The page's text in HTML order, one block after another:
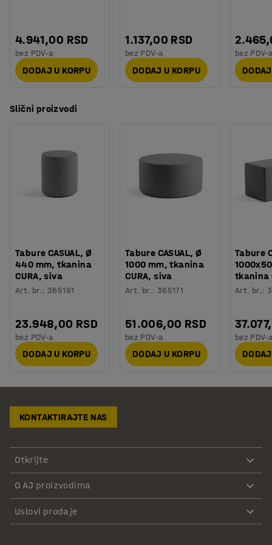
4.941,00 RSD
bez PDV-a
DODAJ U KORPU
1.137,00 RSD
bez PDV-a
DODAJ U KORPU
bez PDV-
Slični proizvodi
Tabure CASUAL, Ø
440 mm, tkanina
CURA, siva
Art. br.:365161
23.948,00 RSD
bez PDV-a
DODAJ U KORPU
Tabure CASUAL, Ø
1000 mm, tkanina
CURA, siva
Art. br.: 365171
51.006,00 RSD
bez PDV-a
DODAJ U KORPU
Tabure
tkanina
Art. br.:
bez PDV-
KONTAKTIRAJTE NAS
Otkrijte
O AJ proizvodima
Uslovi prodaje